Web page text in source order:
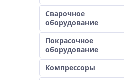
Сварочное
оборудование
Покрасочное
оборудование
Компрессоры